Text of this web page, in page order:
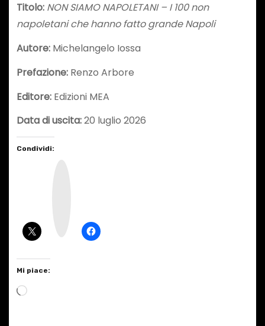
Titolo: NON SIAMO NAPOLETANI – I 100 non
napoletani che hanno fatto grande Napoli
Autore:Michelangelo Iossa
Prefazione:Renzo Arbore
Editore:Edizioni MEA
Data di uscita:20 luglio 2026
Condividi:
Mi piace:
C